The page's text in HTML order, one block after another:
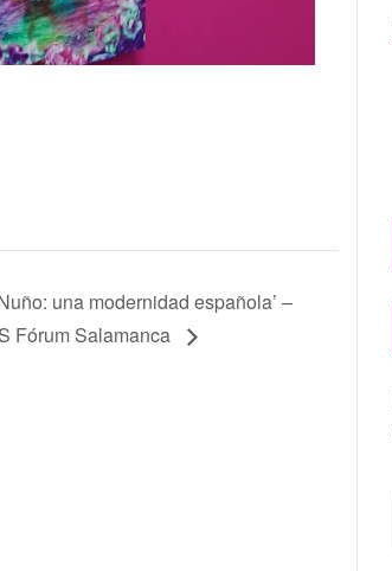
una modernidad española’ –
Fórum Salamanca